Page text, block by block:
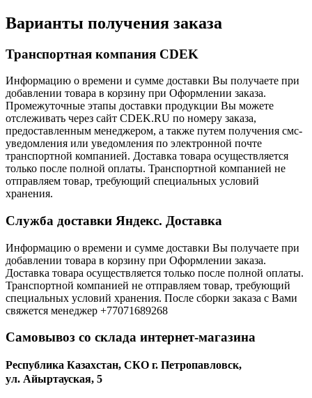
Варианты получения заказа
Транспортная компания CDEK
Информацию о времени и сумме доставки Вы получаете при
добавлении товара в корзину при Оформлении заказа.
Промежуточные этапы доставки продукции Вы можете
отслеживать через сайт CDEK.RU по номеру заказа,
предоставленным менеджером, а также путем получения смс-
уведомления или уведомления по электронной почте
транспортной компанией. Доставка товара осуществляется
только после полной оплаты. Транспортной компанией не
отправляем товар, требующий специальных условий
хранения.
Служба доставки Яндекс. Доставка
Информацию о времени и сумме доставки Вы получаете при
добавлении товара в корзину при Оформлении заказа.
Доставка товара осуществляется только после полной оплаты.
Транспортной компанией не отправляем товар, требующий
специальных условий хранения. После сборки заказа с Вами
свяжется менеджер +77071689268
Самовывоз со склада интернет-магазина
Республика Казахстан, СКО г. Петропавловск,
ул. Айыртауская, 5